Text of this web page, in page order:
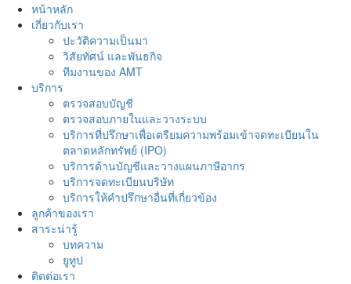
หน้าหลัก
เกี่ยวกับเรา
ปะวัติความเป็นมา
วิสัยทัศน์ และพันธกิจ
ทีมงานของ AMT
บริการ
ตรวจสอบบัญชี
ตรวจสอบภายในและวางระบบ
บริการที่ปรึกษาเพื่อเตรียมความพร้อมเข้าจดทะเบียนใน
ตลาดหลักทรัพย์ (IPO)
บริการด้านบัญชีและวางแผนภาษีอากร
บริการจดทะเบียนบริษัท
บริการให้คำปรึกษาอื่นที่เกี่ยวข้อง
ลูกค้าของเรา
สาระน่ารู้
บทความ
ยูทูป
ติดต่อเรา